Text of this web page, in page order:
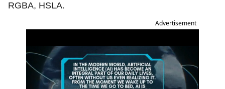
RGBA, HSLA.
Advertisement